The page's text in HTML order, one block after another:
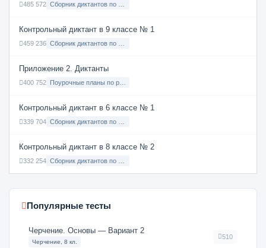
485 572
Контрольный диктант в 9 классе № 1
459 236
Приложение 2. Диктанты
400 752
Контрольный диктант в 6 классе № 1
339 704
Контрольный диктант в 8 классе № 2
332 254
Популярные тесты
Черчение. Основы — Вариант 2
Черчение, 8 кл.
510